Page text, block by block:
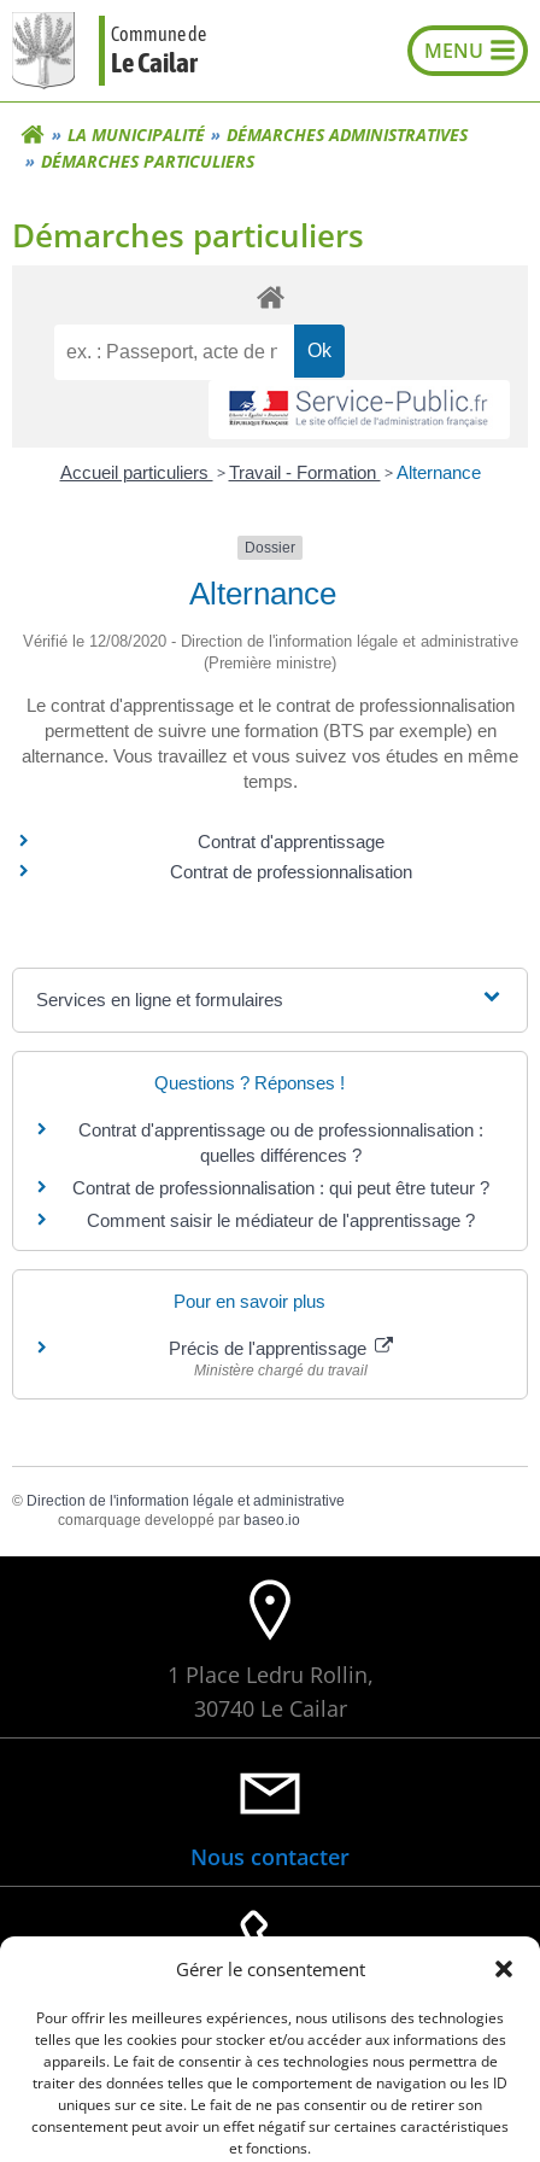
Gérer le consentement
Pour offrir les meilleures expériences, nous utilisons des technologies
telles que les cookies pour stocker et/ou accéder aux informations des
appareils. Le fait de consentir à ces technologies nous permettra de
traiter des données telles que le comportement de navigation ou les ID
uniques sur ce site. Le fait de ne pas consentir ou de retirer son
consentement peut avoir un effet négatif sur certaines caractéristiques
et fonctions.
Aller
au
contenu
Commune de
Le Cailar
LA MUNICIPALITÉ
DÉMARCHES ADMINISTRATIVES
DÉMARCHES PARTICULIERS
Démarches particuliers
Accueil particuliers > Travail - Formation > Alternance
Dossier
Alternance
Vérifié le 12/08/2020 - Direction de l'information légale et administrative
(Première ministre)
Le contrat d'apprentissage et le contrat de professionnalisation
permettent de suivre une formation (BTS par exemple) en
alternance. Vous travaillez et vous suivez vos études en même
temps.
Contrat d'apprentissage
Contrat de professionnalisation
Services en ligne et formulaires
Questions ? Réponses !
Contrat d'apprentissage ou de professionnalisation :
quelles différences ?
Contrat de professionnalisation : qui peut être tuteur ?
Comment saisir le médiateur de l'apprentissage ?
Pour en savoir plus
Précis de l'apprentissage
Ministère chargé du travail
© Direction de l'information légale et administrative
comarquage developpé par baseo.io
1 Place Ledru Rollin,
30740 Le Cailar
Nous contacter
04 66 88 01 05